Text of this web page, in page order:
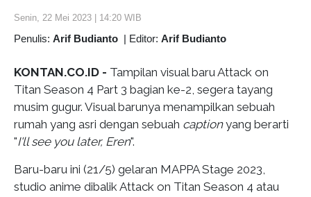
Senin, 22 Mei 2023 | 14:20 WIB
Penulis: Arif Budianto | Editor: Arif Budianto
KONTAN.CO.ID - Tampilan visual baru Attack on
Titan Season 4 Part 3 bagian ke-2, segera tayang
musim gugur. Visual barunya menampilkan sebuah
rumah yang asri dengan sebuah captionyang berarti
"I'll see you later, Eren".
Baru-baru ini (21/5) gelaran MAPPA Stage 2023,
studio anime dibalik Attack on Titan Season 4 atau